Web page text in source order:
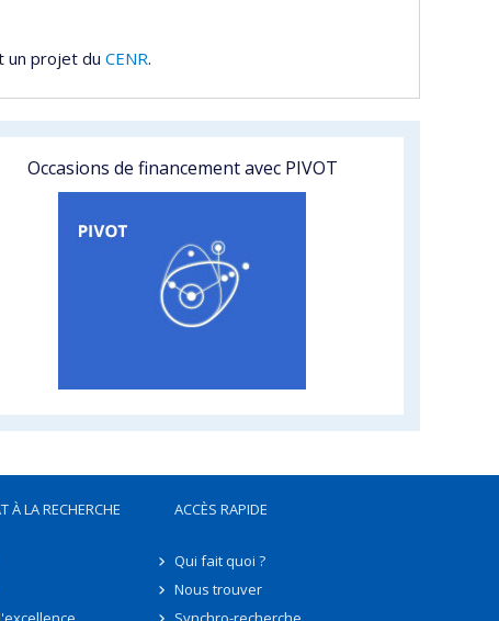
un projet du CENR.
Occasions de financement avec PIVOT
À LA RECHERCHE ACCÈS RAPIDE
Qui fait quoi ?
Nous trouver